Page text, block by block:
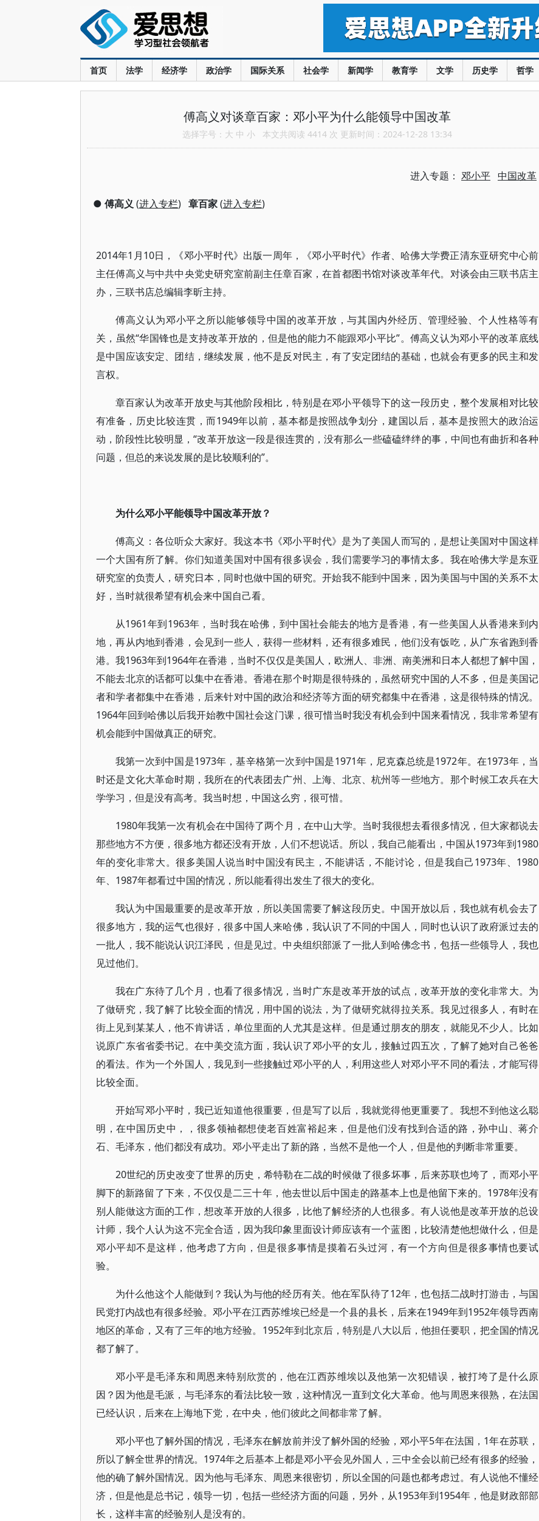
首页 法学 经济学 政治学 国际关系 社会学 新闻学 教育学 文学 历史学 哲学
傅高义对谈章百家：邓小平为什么能领导中国改革
选择字号： 大 中 小 本文共阅读 4414 次 更新时间：2024-12-28 13:34
进入专题： 邓小平 中国改革
● 傅高义 (进入专栏) 章百家(进入专栏)
2014年1月10日，《邓小平时代》出版一周年，《邓小平时代》作者、哈佛大学费正清东亚研究中心前
主任傅高义与中共中央党史研究室前副主任章百家，在首都图书馆对谈改革年代。对谈会由三联书店主
办，三联书店总编辑李昕主持。
傅高义认为邓小平之所以能够领导中国的改革开放，与其国内外经历、管理经验、个人性格等有
关，虽然“华国锋也是支持改革开放的，但是他的能力不能跟邓小平比”。傅高义认为邓小平的改革底线
是中国应该安定、团结，继续发展，他不是反对民主，有了安定团结的基础，也就会有更多的民主和发
言权。
章百家认为改革开放史与其他阶段相比，特别是在邓小平领导下的这一段历史，整个发展相对比较
有准备，历史比较连贯，而1949年以前，基本都是按照战争划分，建国以后，基本是按照大的政治运
动，阶段性比较明显，“改革开放这一段是很连贯的，没有那么一些磕磕绊绊的事，中间也有曲折和各种
问题，但总的来说发展的是比较顺利的”。
为什么邓小平能领导中国改革开放？
傅高义：各位听众大家好。我这本书《邓小平时代》是为了美国人而写的，是想让美国对中国这样
一个大国有所了解。你们知道美国对中国有很多误会，我们需要学习的事情太多。我在哈佛大学是东亚
研究室的负责人，研究日本，同时也做中国的研究。开始我不能到中国来，因为美国与中国的关系不太
好，当时就很希望有机会来中国自己看。
从1961年到1963年，当时我在哈佛，到中国社会能去的地方是香港，有一些美国人从香港来到内
地，再从内地到香港，会见到一些人，获得一些材料，还有很多难民，他们没有饭吃，从广东省跑到香
港。我1963年到1964年在香港，当时不仅仅是美国人，欧洲人、非洲、南美洲和日本人都想了解中国，
不能去北京的话都可以集中在香港。香港在那个时期是很特殊的，虽然研究中国的人不多，但是美国记
者和学者都集中在香港，后来针对中国的政治和经济等方面的研究都集中在香港，这是很特殊的情况。
1964年回到哈佛以后我开始教中国社会这门课，很可惜当时我没有机会到中国来看情况，我非常希望有
机会能到中国做真正的研究。
我第一次到中国是1973年，基辛格第一次到中国是1971年，尼克森总统是1972年。在1973年，当
时还是文化大革命时期，我所在的代表团去广州、上海、北京、杭州等一些地方。那个时候工农兵在大
学学习，但是没有高考。我当时想，中国这么穷，很可惜。
1980年我第一次有机会在中国待了两个月，在中山大学。当时我很想去看很多情况，但大家都说去
那些地方不方便，很多地方都还没有开放，人们不想说话。所以，我自己能看出，中国从1973年到1980
年的变化非常大。很多美国人说当时中国没有民主，不能讲话，不能讨论，但是我自己1973年、1980
年、1987年都看过中国的情况，所以能看得出发生了很大的变化。
我认为中国最重要的是改革开放，所以美国需要了解这段历史。中国开放以后，我也就有机会去了
很多地方，我的运气也很好，很多中国人来哈佛，我认识了不同的中国人，同时也认识了政府派过去的
一批人，我不能说认识江泽民，但是见过。中央组织部派了一批人到哈佛念书，包括一些领导人，我也
见过他们。
我在广东待了几个月，也看了很多情况，当时广东是改革开放的试点，改革开放的变化非常大。为
了做研究，我了解了比较全面的情况，用中国的说法，为了做研究就得拉关系。我见过很多人，有时在
街上见到某某人，他不肯讲话，单位里面的人尤其是这样。但是通过朋友的朋友，就能见不少人。比如
说原广东省省委书记。在中美交流方面，我认识了邓小平的女儿，接触过四五次，了解了她对自己爸爸
的看法。作为一个外国人，我见到一些接触过邓小平的人，利用这些人对邓小平不同的看法，才能写得
比较全面。
开始写邓小平时，我已近知道他很重要，但是写了以后，我就觉得他更重要了。我想不到他这么聪
明，在中国历史中，，很多领袖都想使老百姓富裕起来，但是他们没有找到合适的路，孙中山、蒋介
石、毛泽东，他们都没有成功。邓小平走出了新的路，当然不是他一个人，但是他的判断非常重要。
20世纪的历史改变了世界的历史，希特勒在二战的时候做了很多坏事，后来苏联也垮了，而邓小平
脚下的新路留了下来，不仅仅是二三十年，他去世以后中国走的路基本上也是他留下来的。1978年没有
别人能做这方面的工作，想改革开放的人很多，比他了解经济的人也很多。有人说他是改革开放的总设
计师，我个人认为这不完全合适，因为我印象里面设计师应该有一个蓝图，比较清楚他想做什么，但是
邓小平却不是这样，他考虑了方向，但是很多事情是摸着石头过河，有一个方向但是很多事情也要试
验。
为什么他这个人能做到？我认为与他的经历有关。他在军队待了12年，也包括二战时打游击，与国
民党打内战也有很多经验。邓小平在江西苏维埃已经是一个县的县长，后来在1949年到1952年领导西南
地区的革命，又有了三年的地方经验。1952年到北京后，特别是八大以后，他担任要职，把全国的情况
都了解了。
邓小平是毛泽东和周恩来特别欣赏的，他在江西苏维埃以及他第一次犯错误，被打垮了是什么原
因？因为他是毛派，与毛泽东的看法比较一致，这种情况一直到文化大革命。他与周恩来很熟，在法国
已经认识，后来在上海地下党，在中央，他们彼此之间都非常了解。
邓小平也了解外国的情况，毛泽东在解放前并没了解外国的经验，邓小平5年在法国，1年在苏联，
所以了解全世界的情况。1974年之后基本上都是邓小平会见外国人，三中全会以前已经有很多的经验，
他的确了解外国情况。因为他与毛泽东、周恩来很密切，所以全国的问题也都考虑过。有人说他不懂经
济，但是他是总书记，领导一切，包括一些经济方面的问题，另外，从1953年到1954年，他是财政部部
长，这样丰富的经验别人是没有的。